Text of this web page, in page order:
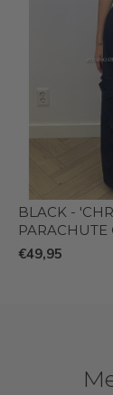
BLACK -
PARACHUTE
€49,95